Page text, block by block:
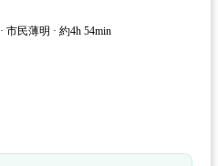
· 市民薄明 · 約4h 54min